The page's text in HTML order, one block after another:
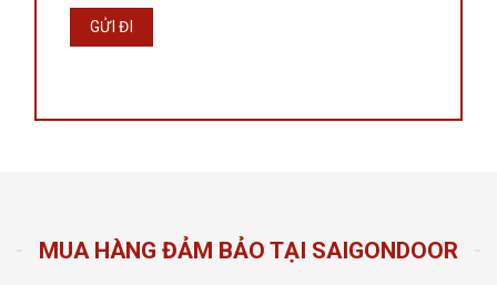
MUA HÀNG ĐẢM BẢO TẠI SAIGONDOOR